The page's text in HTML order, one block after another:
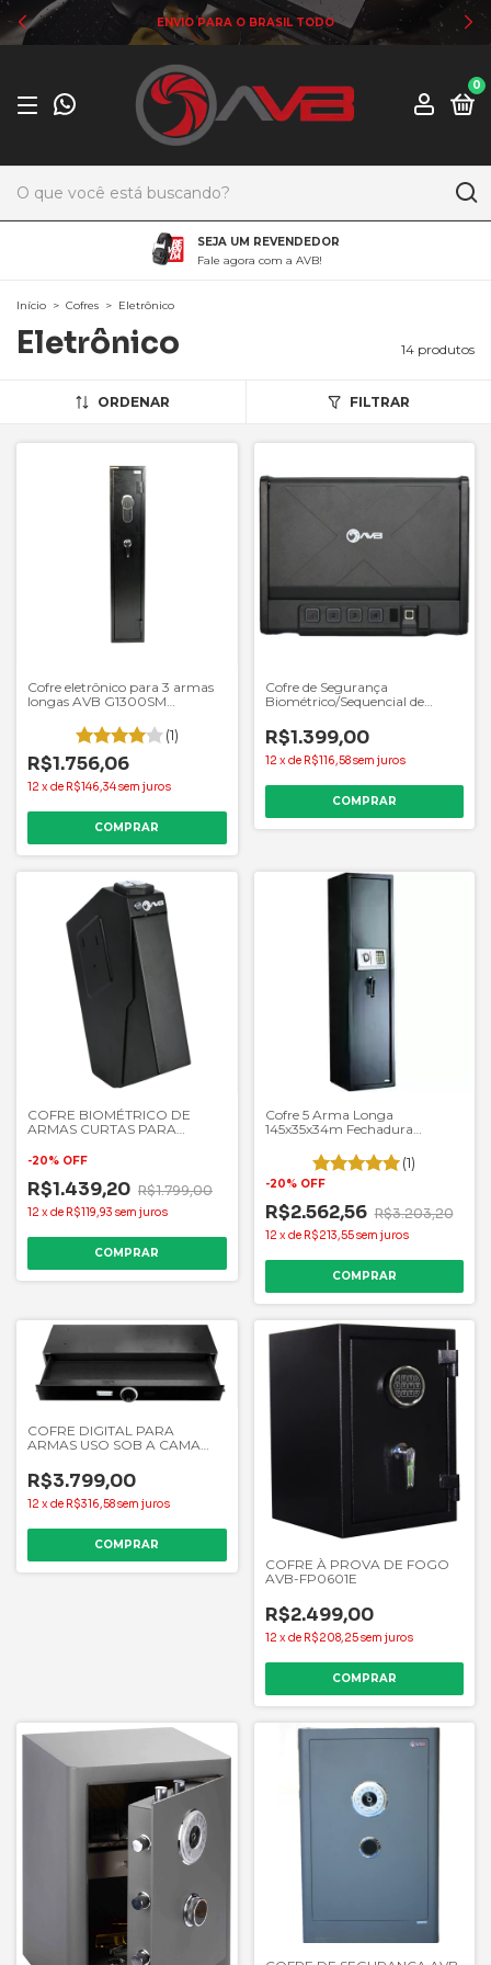
ENVIO PARA O BRASIL TODO
0
SEJA UM REVENDEDOR
Fale agora com a AVB!
Início > Cofres > Eletrônico
Eletrônico 14 produtos
ORDENAR FILTRAR
Cofre eletrônico para 3 armas
longas AVB G1300SM
(1)
R$1.756,06
12 x de R$146,34sem juros
Cofre de Segurança
Biométrico/Sequencial de
R$1.399,00
12 x de R$116,58sem juros
COFRE BIOMÉTRICO DE
ARMAS CURTAS PARA
-20% OFF
R$1.439,20 R$1.799,00
12 xde R$119,93 sem juros
Cofre 5 Arma Longa
145x35x34m Fechadura
(1)
-20% OFF
R$2.562,56 R$3.203,20
12 xde R$213,55sem juros
COFRE DIGITAL PARA
ARMAS USO SOB A CAMA
R$3.799,00
12 xde R$316,58sem juros
COFRE À PROVA DE FOGO
AVB-FP0601E
R$2.499,00
12 x de R$208,25sem juros